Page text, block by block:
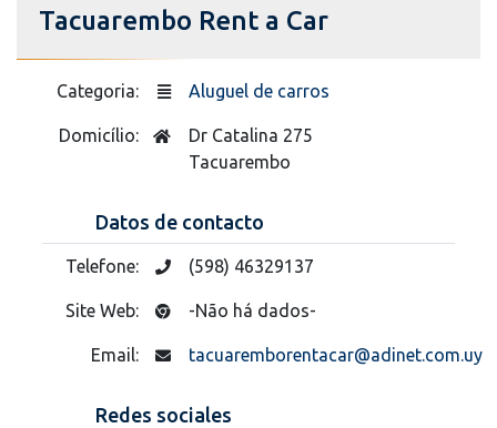
Tacuarembo Rent a Car
Categoria: Aluguel de carros
Domicílio:
Dr Catalina 275
Tacuarembo
Datos de contacto
Telefone: (598) 46329137
Site Web: -Não há dados-
Email: tacuaremborentacar@adinet.com.uy
Redes sociales